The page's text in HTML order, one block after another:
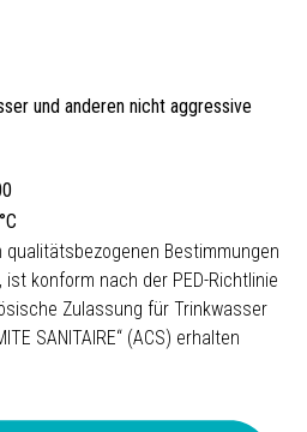
und anderen nicht aggressive
Bestimmungen
ist konform nach der PED-Richtlinie
Zulassung für Trinkwasser
SANITAIRE“ (ACS) erhalten